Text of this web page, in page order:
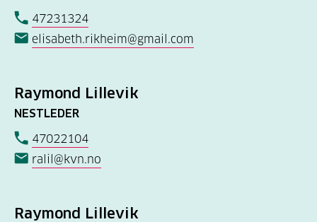
47231324
elisabeth.rikheim@gmail.com
Raymond Lillevik
NESTLEDER
47022104
ralil@kvn.no
Raymond Lillevik